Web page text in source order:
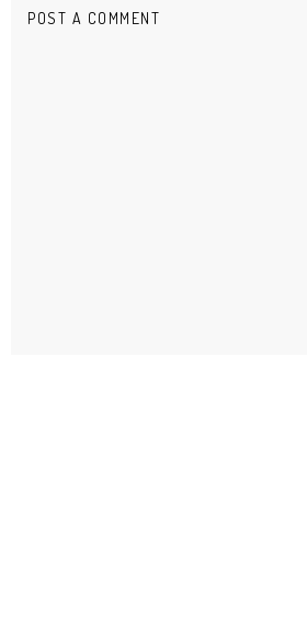
POST A COMMENT